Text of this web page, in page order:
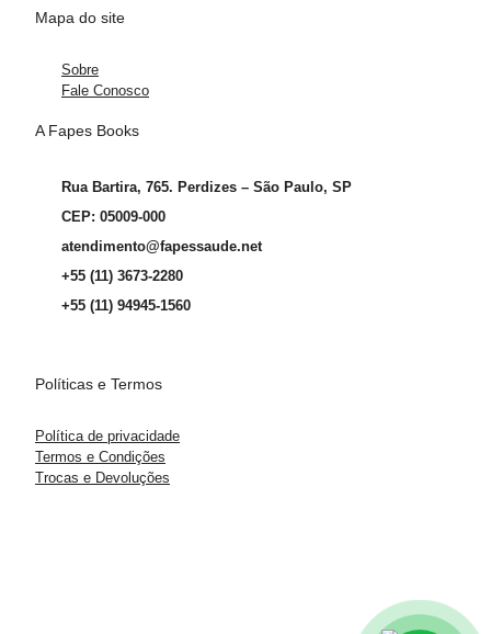
Mapa do site
Sobre
Fale Conosco
A Fapes Books
Rua Bartira, 765. Perdizes – São Paulo, SP
CEP: 05009-000
atendimento@fapessaude.net
+55 (11) 3673-2280
+55 (11) 94945-1560
Políticas e Termos
Política de privacidade
Termos e Condições
Trocas e Devoluções